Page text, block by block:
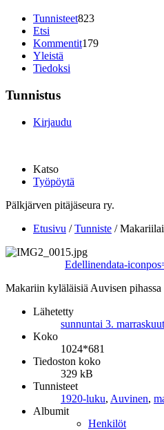
Tunnisteet823
Etsi
Kommentit179
Yleistä
Tiedoksi
Tunnistus
Kirjaudu
Katso
Työpöytä
Pälkjärven pitäjäseura ry.
Etusivu /Tunniste /
Edellinendata-
Makariin kyläläisiä Auvisen
Lähetetty
sunnuntai 3.
Koko
1024*681
Tiedoston koko
329 kB
Tunnisteet
1920-luku, Auvinen,
Albumit
Henkilöt